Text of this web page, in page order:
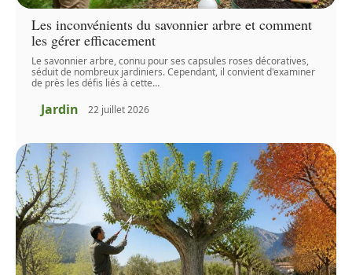
Les inconvénients du savonnier arbre et comment
les gérer efficacement
Le savonnier arbre, connu pour ses capsules roses décoratives,
séduit de nombreux jardiniers. Cependant, il convient d'examiner
de près les défis liés à cette…
Jardin 22 juillet 2026